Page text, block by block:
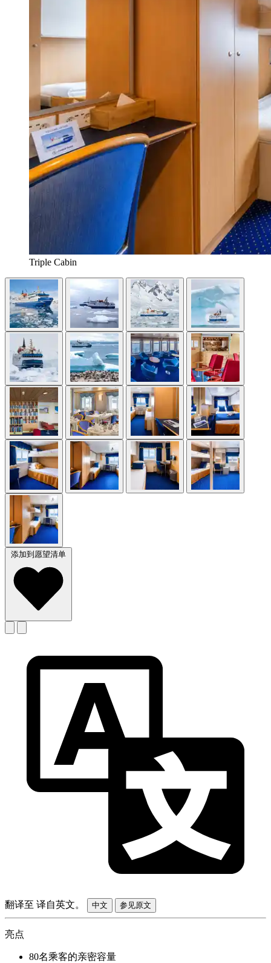
Triple Cabin
添加到愿望清单
翻译至 译自英文。 中文 参见原文
亮点
80名乘客的亲密容量